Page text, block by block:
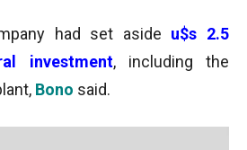
had set aside u$s 2.5
investment, including the
Bono said.